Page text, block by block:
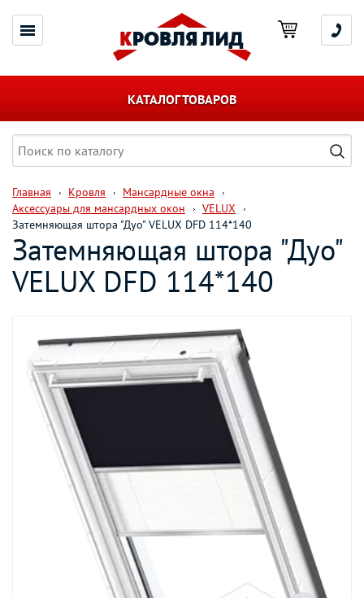
КАТАЛОГ ТОВАРОВ
Главная Кровля
Мансардные окна
Аксессуары для мансардных окон
VELUX
Затемняющая штора "Дуо" VELUX DFD 114*140
Затемняющая штора "Дуо"
VELUX DFD 114*140